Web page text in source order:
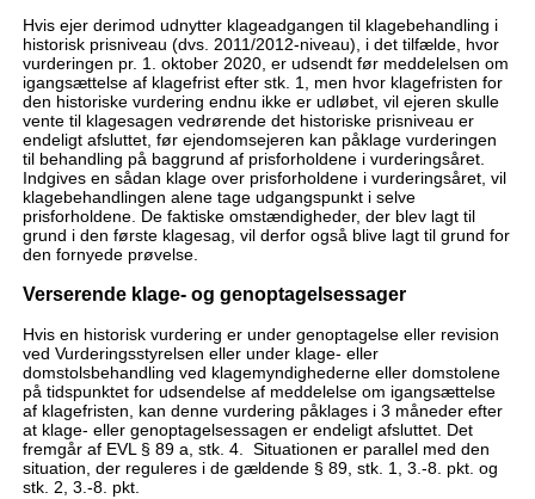
Hvis ejer derimod udnytter klageadgangen til klagebehandling i
historisk prisniveau (dvs. 2011/2012-niveau), i det tilfælde, hvor
vurderingen pr. 1. oktober 2020, er udsendt før meddelelsen om
igangsættelse af klagefrist efter stk. 1, men hvor klagefristen for
den historiske vurdering endnu ikke er udløbet, vil ejeren skulle
vente til klagesagen vedrørende det historiske prisniveau er
endeligt afsluttet, før ejendomsejeren kan påklage vurderingen
til behandling på baggrund af prisforholdene i vurderingsåret.
Indgives en sådan klage over prisforholdene i vurderingsåret, vil
klagebehandlingen alene tage udgangspunkt i selve
prisforholdene. De faktiske omstændigheder, der blev lagt til
grund i den første klagesag, vil derfor også blive lagt til grund for
den fornyede prøvelse.
Verserende klage- og genoptagelsessager
Hvis en historisk vurdering er under genoptagelse eller revision
ved Vurderingsstyrelsen eller under klage- eller
domstolsbehandling ved klagemyndighederne eller domstolene
på tidspunktet for udsendelse af meddelelse om igangsættelse
af klagefristen, kan denne vurdering påklages i 3 måneder efter
at klage- eller genoptagelsessagen er endeligt afsluttet. Det
fremgår af EVL § 89 a, stk. 4. Situationen er parallel med den
situation, der reguleres i de gældende § 89, stk. 1, 3.-8. pkt. og
stk. 2, 3.-8. pkt.